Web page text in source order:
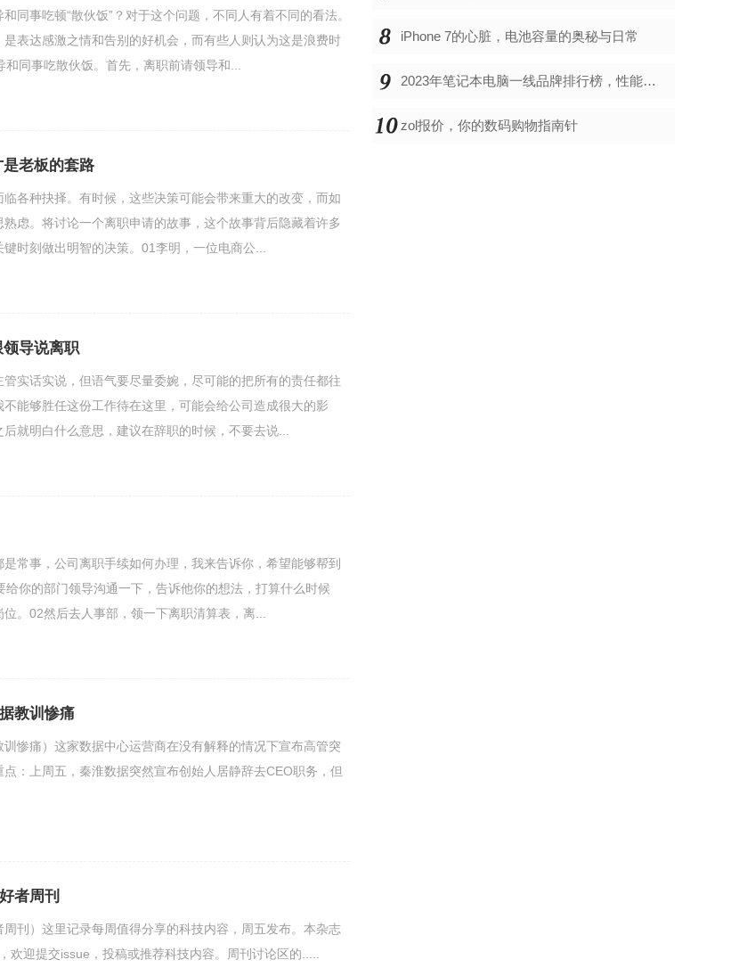
同事吃顿“散伙饭”？对于这个问题，不同人有着不同的看法。
表达感激之情和告别的好机会，而有些人则认为这是浪费时
同事吃散伙饭。首先，离职前请领导和...
老板的套路
各种抉择。有时候，这些决策可能会带来重大的改变，而如
虑。将讨论一个离职申请的故事，这个故事背后隐藏着许多
时刻做出明智的决策。01李明，一位电商公...
导说离职
实话实说，但语气要尽量委婉，尽可能的把所有的责任都往
能够胜任这份工作待在这里，可能会给公司造成很大的影
就明白什么意思，建议在辞职的时候，不要去说...
常事，公司离职手续如何办理，我来告诉你，希望能够帮到
你的部门领导沟通一下，告诉他你的想法，打算什么时候
。02然后去人事部，领一下离职清算表，离...
教训惨痛
惨痛）这家数据中心运营商在没有解释的情况下宣布高管突
：上周五，秦淮数据突然宣布创始人居静辞去CEO职务，但
者周刊
刊）这里记录每周值得分享的科技内容，周五发布。本杂志
欢迎提交issue，投稿或推荐科技内容。周刊讨论区的.....
iPhone 7的心脏，电池容量的奥秘与日常
2023年笔记本电脑一线品牌排行榜，性能、创新与用户满意度的综合考量
zol报价，你的数码购物指南针